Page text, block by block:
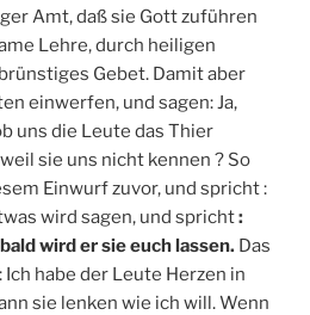
Amt, daß sie Gott zuführen
Lehre, durch heiligen
Gebet. Damit aber
einwerfen, und sagen: Ja,
uns die Leute das Thier
sie uns nicht kennen ? So
Einwurf zuvor, und spricht :
wird sagen, und spricht:
wird er sie euch lassen. Das
habe der Leute Herzen in
sie lenken wie ich will. Wenn